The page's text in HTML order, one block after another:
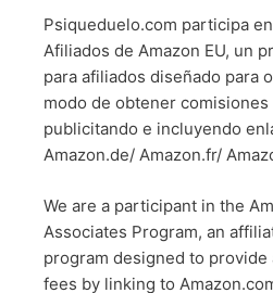
Psiqueduelo.com participa
Afiliados de Amazon EU, un
para afiliados diseñado para
modo de obtener
publicitando e incluyendo
Amazon.de/ Amazon.fr/
We are a participant in the
Associates Program, an
program designed to provide
fees by linking to